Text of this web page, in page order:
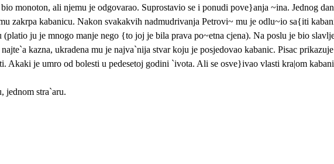
monoton, ali njemu je odgovarao. Suprostavio se i ponudi pove}anja ~ina. Jednog
zakrpa kabanicu. Nakon svakakvih nadmudrivanja Petrovi~ mu je odlu~io sa{iti
ju je mnogo manje nego {to joj je bila prava po~etna cjena). Na poslu je bio
kazna, ukradena mu je najva`nija stvar koju je posjedovao kabanic. Pisac
Akaki je umro od bolesti u pedesetoj godini `ivota. Ali se osve}ivao vlasti kra|om
jednom stra`aru.